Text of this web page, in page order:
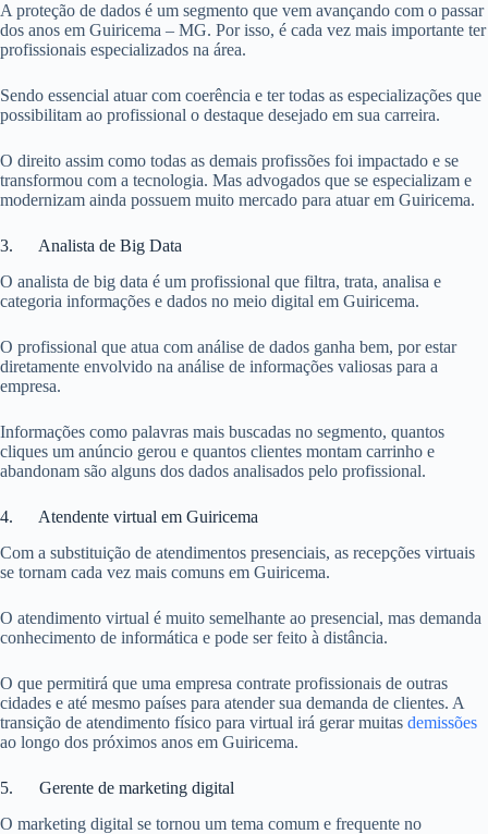
A proteção de dados é um segmento que vem avançando com o passar
dos anos em Guiricema – MG. Por isso, é cada vez mais importante ter
profissionais especializados na área.
Sendo essencial atuar com coerência e ter todas as especializações que
possibilitam ao profissional o destaque desejado em sua carreira.
O direito assim como todas as demais profissões foi impactado e se
transformou com a tecnologia. Mas advogados que se especializam e
modernizam ainda possuem muito mercado para atuar em Guiricema.
3. Analista de Big Data
O analista de big data é um profissional que filtra, trata, analisa e
categoria informações e dados no meio digital em Guiricema.
O profissional que atua com análise de dados ganha bem, por estar
diretamente envolvido na análise de informações valiosas para a
empresa.
Informações como palavras mais buscadas no segmento, quantos
cliques um anúncio gerou e quantos clientes montam carrinho e
abandonam são alguns dos dados analisados pelo profissional.
4. Atendente virtual em Guiricema
Com a substituição de atendimentos presenciais, as recepções virtuais
se tornam cada vez mais comuns em Guiricema.
O atendimento virtual é muito semelhante ao presencial, mas demanda
conhecimento de informática e pode ser feito à distância.
O que permitirá que uma empresa contrate profissionais de outras
cidades e até mesmo países para atender sua demanda de clientes. A
transição de atendimento físico para virtual irá gerar muitas demissões
ao longo dos próximos anos em Guiricema.
5. Gerente de marketing digital
O marketing digital se tornou um tema comum e frequente no